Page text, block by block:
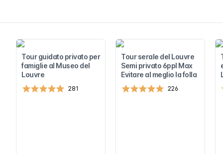
Tour guidato privato per
famiglie al Museo del
Louvre
281
Tour serale del Louvre
Semi privato 6ppl Max
Evitare al meglio la folla
226